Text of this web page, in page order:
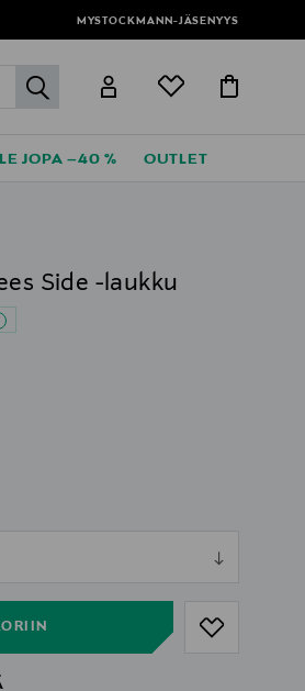
MYSTOCKMANN-JÄSENYYS
label.header.go
JOPA –40 % OUTLET
Side -laukku